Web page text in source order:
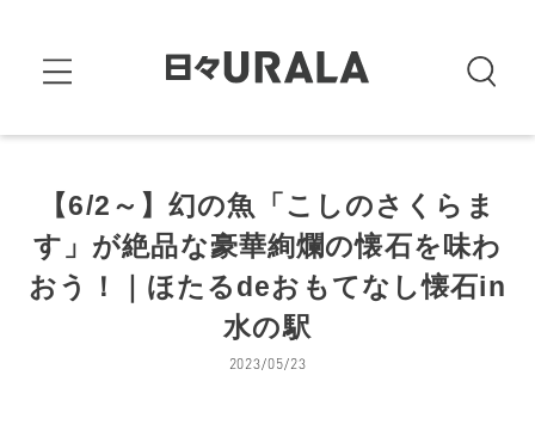
【6/2～】幻の魚「こしのさくらま
す」が絶品な豪華絢爛の懐石を味わ
おう！｜ほたるdeおもてなし懐石in
水の駅
2023/05/23